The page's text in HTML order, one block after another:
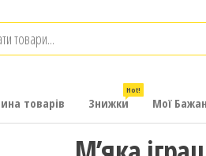
товарів Знижки
Hot!
Мої